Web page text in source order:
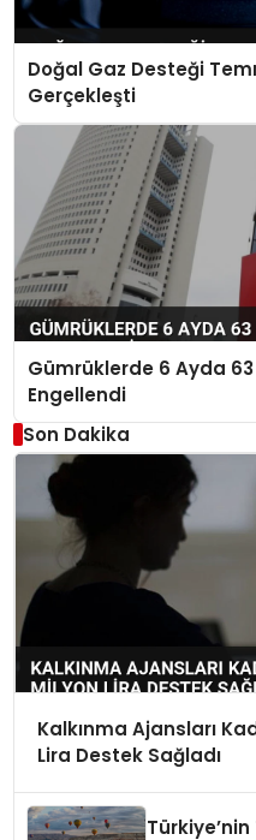
Doğal Gaz Desteği
Gerçekleşti
Gümrüklerde 6 Ayda 63
Engellendi
Son Dakika
Kalkınma Ajansları
Lira Destek Sağladı